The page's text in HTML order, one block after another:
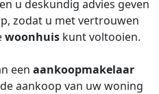
u deskundig advies geven
zodat u met vertrouwen
woonhuis kunt voltooien.
een aankoopmakelaar
aankoop van uw woning